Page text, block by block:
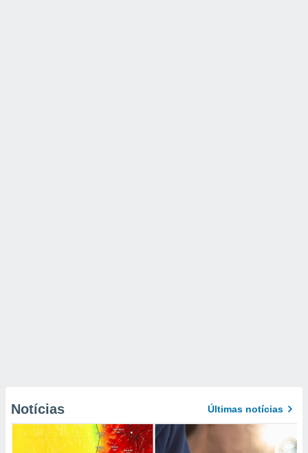
Notícias Últimas notícias